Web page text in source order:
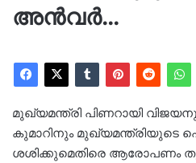
അൻവർ…
മുഖ്യമന്ത്രി പിണറായി
കുമാറിനും മുഖ്യമന്ത്രിയുടെ
ശശിക്കുമെതിരെ ആരോപണം